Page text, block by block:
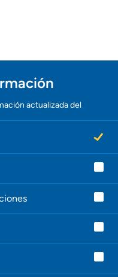
actualizada del